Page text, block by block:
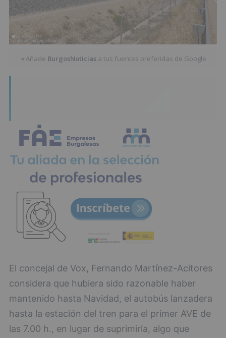
★Añade BurgosNoticias a tus fuentes preferidas de Google
El concejal de Vox, Fernando Martínez-Acitores
considera que hubiera sido razonable haber
mantenido hasta Navidad, el autobús lanzadera
hasta la estación del tren para el primer AVE de
las 7.00 h., en lugar de suprimirla, algo que